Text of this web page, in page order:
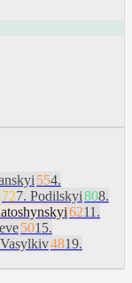
554.
727. Podilskyi808.
6211 .
5015.
Vasylkiv4819.